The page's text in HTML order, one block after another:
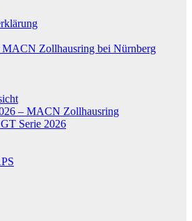
MACN Zollhausring bei Nürnberg
– MACN Zollhausring
Serie 2026